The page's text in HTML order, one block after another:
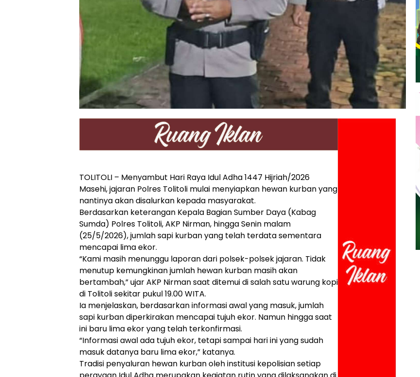
TOLITOLI – Menyambut Hari Raya Idul Adha 1447 Hijriah/2026
Masehi, jajaran Polres Tolitoli mulai menyiapkan hewan kurban yang
nantinya akan disalurkan kepada masyarakat.
Berdasarkan keterangan Kepala Bagian Sumber Daya (Kabag
Sumda) Polres Tolitoli, AKP Nirman, hingga Senin malam
(25/5/2026), jumlah sapi kurban yang telah terdata sementara
mencapai lima ekor.
“Kami masih menunggu laporan dari polsek-polsek jajaran. Tidak
menutup kemungkinan jumlah hewan kurban masih akan
bertambah,” ujar AKP Nirman saat ditemui di salah satu warung kopi
di Tolitoli sekitar pukul 19.00 WITA.
Ia menjelaskan, berdasarkan informasi awal yang masuk, jumlah
sapi kurban diperkirakan mencapai tujuh ekor. Namun hingga saat
ini baru lima ekor yang telah terkonfirmasi.
“Informasi awal ada tujuh ekor, tetapi sampai hari ini yang sudah
masuk datanya baru lima ekor,” katanya.
Tradisi penyaluran hewan kurban oleh institusi kepolisian setiap